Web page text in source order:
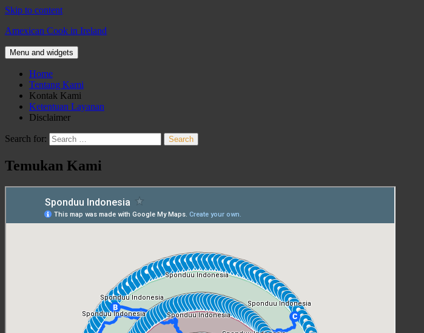
Skip to content
Amexican Cook in Ireland
Menu and widgets
Home
Tentang Kami
Kontak Kami
Ketentuan Layanan
Disclaimer
Search for:
Temukan Kami